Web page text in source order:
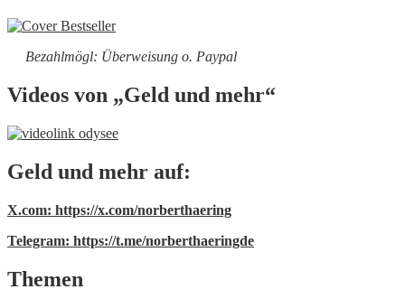
Bezahlmögl: Überweisung o. Paypal
Videos von „Geld und mehr“
Geld und mehr auf:
X.com: https://x.com/norberthaering
Telegram: https://t.me/norberthaeringde
Themen